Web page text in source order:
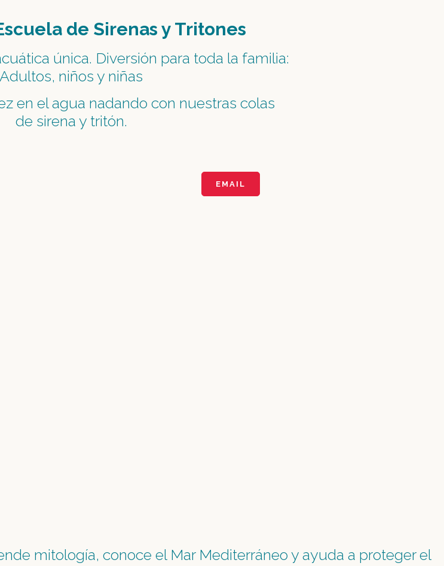
de Sirenas y Tritones
única. Diversión para toda la familia:
Adultos, niños y niñas
en el agua nadando con nuestras colas
de sirena y tritón.
EMAIL
mitología, conoce el Mar Mediterráneo y ayuda a proteger el